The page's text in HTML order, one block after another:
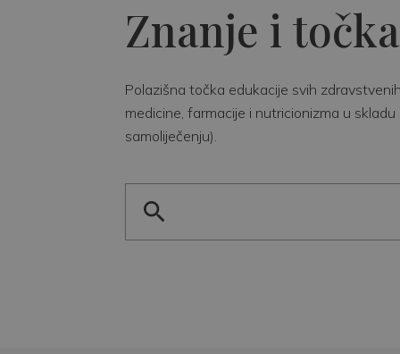
Znanje i točka
Polazišna točka edukacije svih
medicine, farmacije i nutricionizma u
samoliječenju).